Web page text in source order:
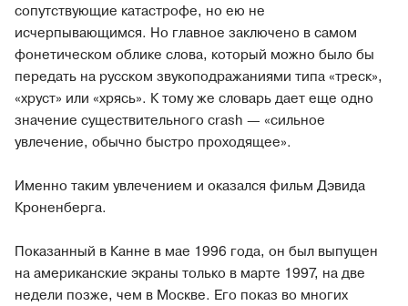
сопутствующие катастрофе, но ею не
исчерпывающимся. Но главное заключено в самом
фонетическом облике слова, который можно было бы
передать на русском звукоподражаниями типа «треск»,
«хруст» или «хрясь». К тому же словарь дает еще одно
значение существительного crash — «сильное
увлечение, обычно быстро проходящее».
Именно таким увлечением и оказался фильм Дэвида
Кроненберга.
Показанный в Канне в мае 1996 года, он был выпущен
на американские экраны только в марте 1997, на две
недели позже, чем в Москве. Его показ во многих